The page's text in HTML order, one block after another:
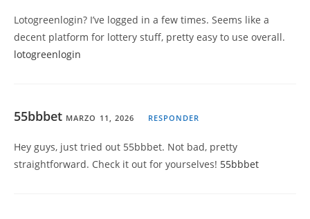
Lotogreenlogin? I’ve logged in a few times. Seems like a
decent platform for lottery stuff, pretty easy to use overall.
lotogreenlogin
55bbbet MARZO 11, 2026 RESPONDER
Hey guys, just tried out 55bbbet. Not bad, pretty
straightforward. Check it out for yourselves! 55bbbet